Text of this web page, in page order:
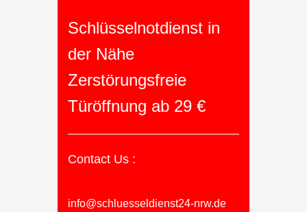
Schlüsselnotdienst in
der Nähe
Zerstörungsfreie
Türöffnung ab 29 €
Contact Us :
info@schluesseldienst24-nrw.de